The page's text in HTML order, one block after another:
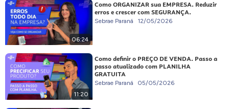
06:24
Como ORGANIZAR sua EMPRESA. Reduzir
erros e crescer com SEGURANÇA.
Sebrae Paraná 12/05/2026
11:20
Como definir o PREÇO DE VENDA. Passo a
passo atualizado com PLANILHA
GRATUITA
Sebrae Paraná 05/05/2026